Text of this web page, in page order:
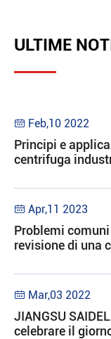
ULTIME
 Feb,10 2022
Principi e
centrifuga
 Apr,11 2023
Problemi
revisione di una
 Mar,03 2022
JIANGSU
celebrare il